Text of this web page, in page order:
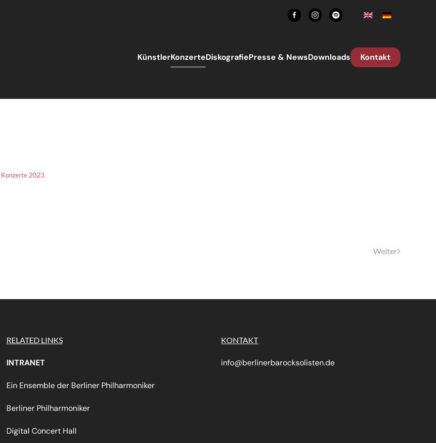
KünstlerKonzerteDiskografiePresse & NewsDownloads Kontakt
Konzerte 2023.
Weiter
RELATED LINKS
INTRANET
Ein Ensemble der Berliner Philharmoniker
Berliner Philharmoniker
Digital Concert Hall
KONTAKT
info@berlinerbarocksolisten.de